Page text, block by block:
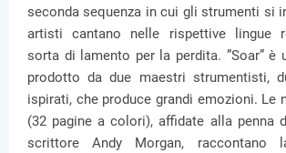
seconda sequenza in cui gli strumenti si
artisti cantano nelle rispettive lingue
sorta di lamento per la perdita. ”Soar” è
prodotto da due maestri strumentisti,
ispirati, che produce grandi emozioni. Le
(32 pagine a colori), affidate alla penna
scrittore Andy Morgan, raccontano